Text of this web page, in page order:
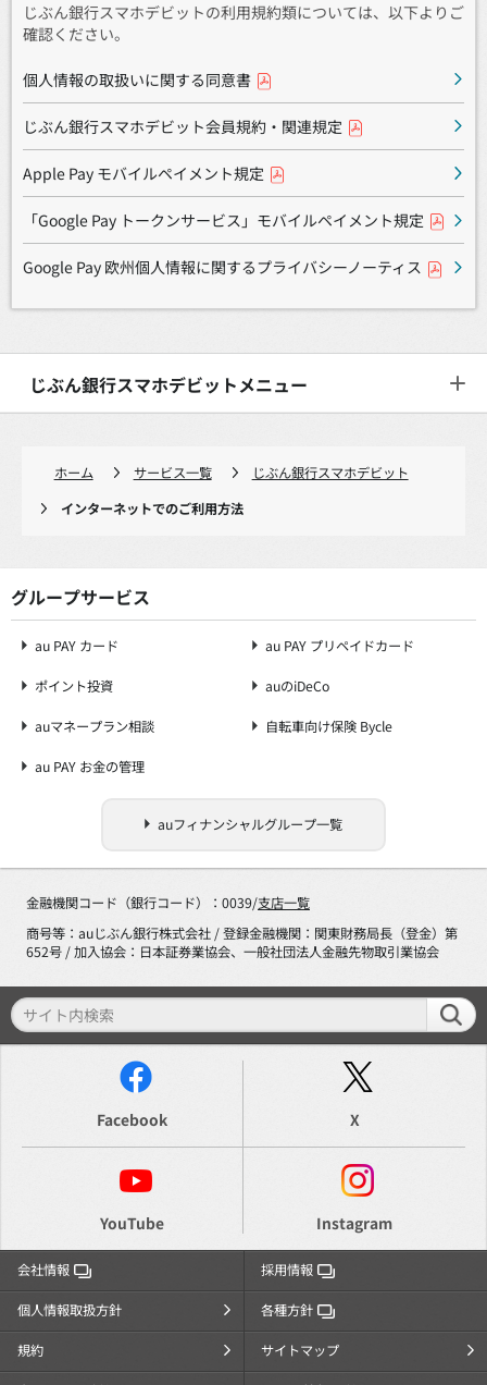
じぶん銀行スマホデビットの利用規約類については、以下よりご
確認ください。
個人情報の取扱いに関する同意書
じぶん銀行スマホデビット会員規約・関連規定
Apple Pay モバイルペイメント規定
「Google Pay トークンサービス」モバイルペイメント規定
Google Pay 欧州個人情報に関するプライバシーノーティス
じぶん銀行スマホデビットメニュー
ホーム サービス一覧
じぶん銀行スマホデビット
インターネットでのご利用方法
グループサービス
au PAY カード au PAY プリペイドカード
ポイント投資 auのiDeCo
auマネープラン相談 自転車向け保険 Bycle
au PAY お金の管理
auフィナンシャルグループ一覧
金融機関コード（銀行コード）：0039/支店一覧
商号等：auじぶん銀行株式会社 / 登録金融機関：関東財務局長（登金）第
652号 / 加入協会：日本証券業協会、一般社団法人金融先物取引業協会
Facebook X
YouTube Instagram
会社情報 採用情報
個人情報取扱方針 各種方針
規約 サイトマップ